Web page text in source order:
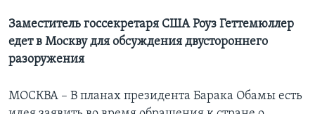
Языки
Заместитель госсекретаря США Роуз Геттемюллер
едет в Москву для обсуждения двустороннего
разоружения
МОСКВА – В планах президента Барака Обамы есть